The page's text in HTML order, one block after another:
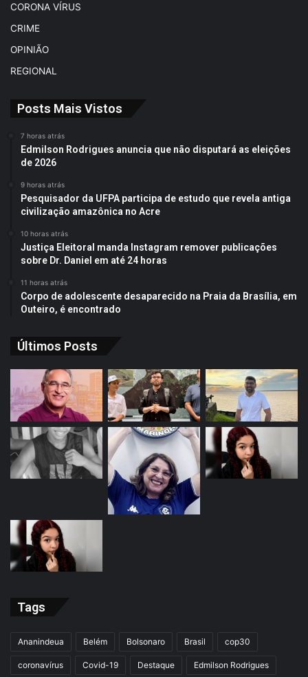
CORONA VÍRUS
CRIME
OPINIÃO
REGIONAL
Posts Mais Vistos
7 horas atrás
Edmilson Rodrigues anuncia que não disputará as eleições
de 2026
9 horas atrás
Pesquisador da UFPA participa de estudo que revela antiga
civilização amazônica no Acre
10 horas atrás
Justiça Eleitoral manda Instagram remover publicações
sobre Dr. Daniel em até 24 horas
11 horas atrás
Corpo de adolescente desaparecido na Praia da Brasília, em
Outeiro, é encontrado
Últimos Posts
Tags
Ananindeua Belém Bolsonaro Brasil cop30
coronavírus Covid-19 Destaque Edmilson Rodrigues